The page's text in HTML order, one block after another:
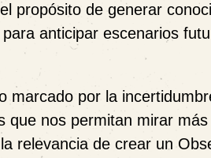
propósito de generar
anticipar escenarios
marcado por la
que nos permitan mirar
relevancia de crear un